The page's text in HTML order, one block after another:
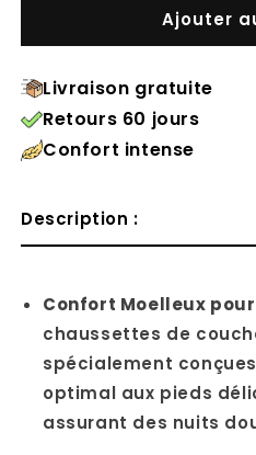
Ajouter
Livraison gratuite
Retours 60 jours
Confort intense
Description :
Confort Moelleux
chaussettes de
spécialement
optimal aux pieds
assurant des nuits